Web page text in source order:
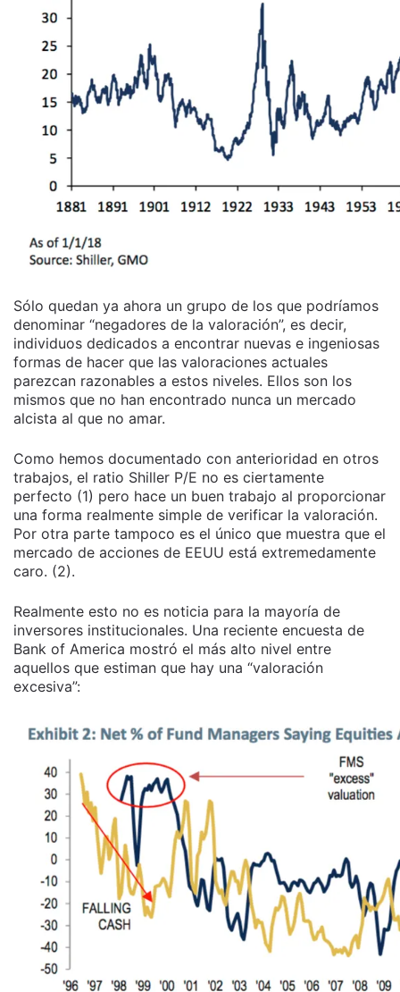
Sólo quedan ya ahora un grupo de los que podríamos
denominar “negadores de la valoración”, es decir,
individuos dedicados a encontrar nuevas e ingeniosas
formas de hacer que las valoraciones actuales
parezcan razonables a estos niveles. Ellos son los
mismos que no han encontrado nunca un mercado
alcista al que no amar.
Como hemos documentado con anterioridad en otros
trabajos, el ratio Shiller P/E no es ciertamente
perfecto (1) pero hace un buen trabajo al proporcionar
una forma realmente simple de verificar la valoración.
Por otra parte tampoco es el único que muestra que el
mercado de acciones de EEUU está extremedamente
caro. (2).
Realmente esto no es noticia para la mayoría de
inversores institucionales. Una reciente encuesta de
Bank of America mostró el más alto nivel entre
aquellos que estiman que hay una “valoración
excesiva”: